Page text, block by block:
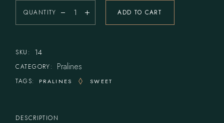
QUANTITY
Sweet Suprise quantity ADD TO CART
SKU: 14
CATEGORY: Pralines
TAGS: PRALINES SWEET
DESCRIPTION